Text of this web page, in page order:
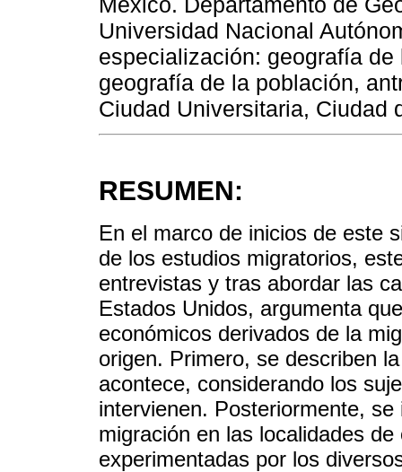
Universidad Nacional
especialización: geografía
geografía de la población,
Ciudad Universitaria, Ciudad
RESUMEN:
En el marco de inicios de este
de los estudios migratorios,
entrevistas y tras abordar las
Estados Unidos, argumenta
económicos derivados de la
origen. Primero, se describen
acontece, considerando los
intervienen. Posteriormente,
migración en las localidades
experimentadas por los